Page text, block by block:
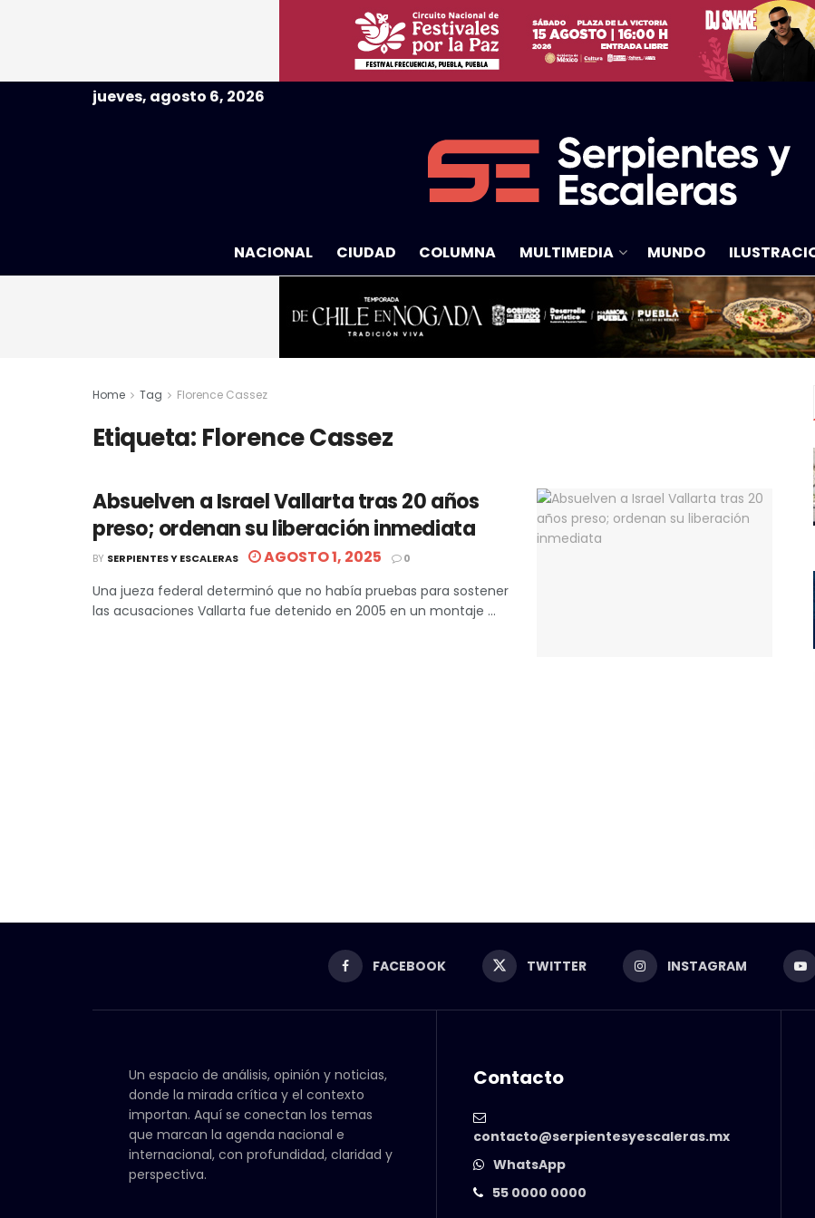
jueves, agosto 6, 2026
NACIONAL CIUDAD COLUMNA MULTIMEDIA MUNDO
Home Tag Florence Cassez
Etiqueta: Florence Cassez
Absuelven a Israel Vallarta tras 20 años
preso; ordenan su liberación inmediata
BY SERPIENTES Y ESCALERAS AGOSTO 1, 2025 0
Una jueza federal determinó que no había pruebas para sostener
las acusaciones Vallarta fue detenido en 2005 en un montaje ...
FACEBOOK TWITTER INSTAGRAM
Un espacio de análisis, opinión y noticias,
donde la mirada crítica y el contexto
importan. Aquí se conectan los temas
que marcan la agenda nacional e
internacional, con profundidad, claridad y
perspectiva.
Contacto
contacto@serpientesyescaleras.mx
WhatsApp
55 0000 0000